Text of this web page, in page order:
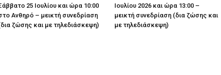
25 Ιουλίου και ώρα 10:00
Ανθηρό – μεικτή συνεδρίαση
ζώσης και με τηλεδιάσκεψη)
Ιουλίου 2026 και ώρα 13:00 –
μεικτή συνεδρίαση (δια ζώσης και
με τηλεδιάσκεψη)